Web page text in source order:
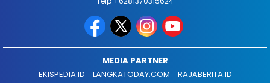
MEDIA PARTNER
EKISPEDIA.ID
LANGKATODAY.COM
RAJABERITA.ID